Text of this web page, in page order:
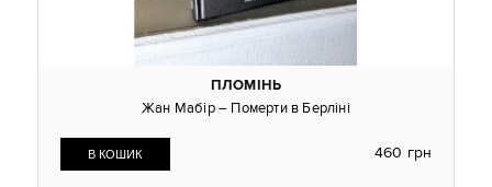
ПЛОМІНЬ
Жан Мабір – Померти в Берліні
460 грн